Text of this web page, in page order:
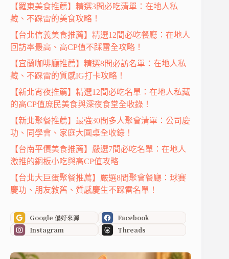
【羅東美食推薦】精選3間必吃清單：在地人私
藏、不踩雷的美食攻略！
【台北信義美食推薦】精選12間必吃餐廳：在地人
回訪率最高、高CP值不踩雷全攻略！
【宜蘭咖啡廳推薦】精選8間必訪名單：在地人私
藏、不踩雷的質感IG打卡攻略！
【新北宵夜推薦】精選12間必吃名單：在地人私藏
的高CP值庶民美食與深夜食堂全收錄！
【新北聚餐推薦】最強30間多人聚會清單：公司慶
功、同學會、家庭大圓桌全收錄！
【台南平價美食推薦】嚴選7間必吃名單：在地人
激推的銅板小吃與高CP值攻略
【台北大巨蛋聚餐推薦】嚴選8間聚會餐廳：球賽
慶功、朋友敘舊、質感慶生不踩雷名單！
Google 偏好來源
Facebook
Instagram
Threads